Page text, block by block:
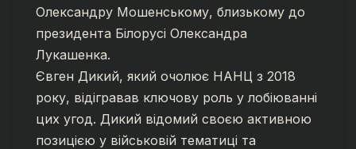
Олександру Мошенському, близькому до
президента Білорусі Олександра
Лукашенка.
Євген Дикий, який очолює НАНЦ з 2018
року, відігравав ключову роль у лобіюванні
цих угод. Дикий відомий своєю активною
позицією у військовій тематиці та